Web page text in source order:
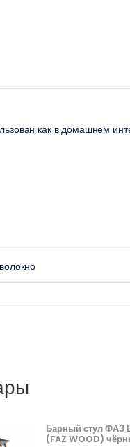
как в домашнем
Барный стул ФАЗ
(FAZ WOOD)